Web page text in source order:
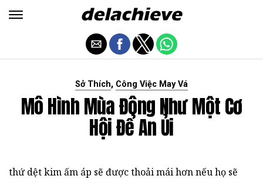
Sở Thích, Công Việc May Vá
Mô Hình Mùa Đông Như Một Cơ
Hội Để An Ủi
thứ dệt kim ấm áp sẽ được thoải mái hơn nếu họ sẽ